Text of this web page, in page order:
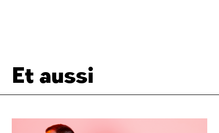
Et aussi